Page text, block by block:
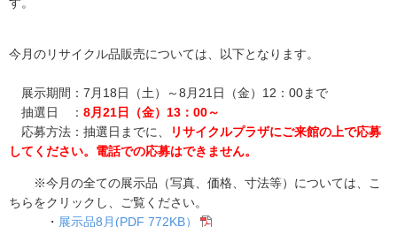
リサイクル品情報
交通アクセス
展望施設からの周辺映像
今月のリサイクル品販売については、以下となります。
展示期間：7月18日（土）～8月21日（金）12：00まで
抽選日 ： 8月21日（金）13：00～
応募方法：抽選日までに、
リサイクルプラザにご来館の上で応募
してください。電話での応募はできません。
※今月の全ての展示品（写真、価格、寸法等）については、こ
ちらをクリックし、ご覧ください。
・ 展示品8月(PDF 772KB）